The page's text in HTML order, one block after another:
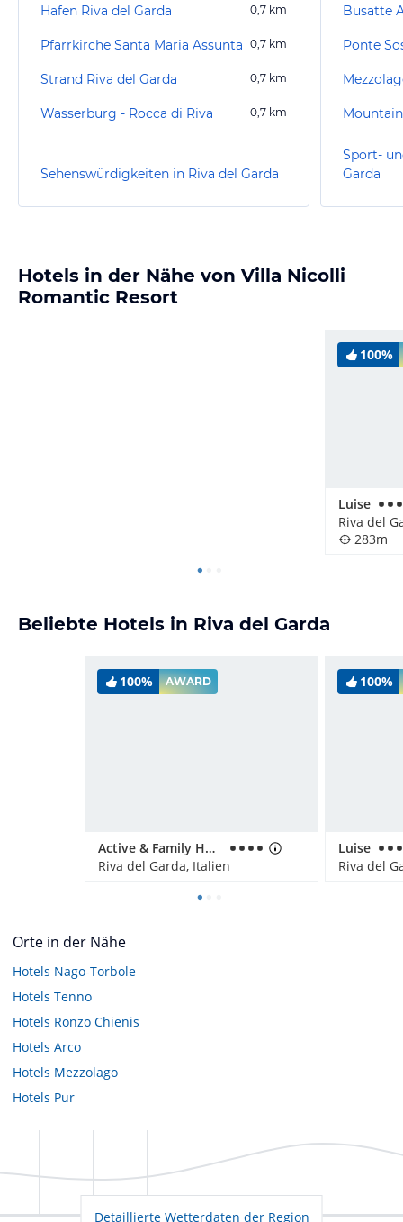
Hafen Riva del Garda 0,7 km
Pfarrkirche Santa Maria Assunta 0,7 km
Strand Riva del Garda 0,7 km
Wasserburg - Rocca di Riva 0,7 km
Sehenswürdigkeiten in Riva del Garda
Busatte
Sport-
Garda
Hotels in der Nähe von Villa Nicolli
Romantic Resort
100%
Luise
Riva del
283m
Beliebte Hotels in Riva del Garda
100% AWARD
Active & Family Hotel Gioiosa
Riva del Garda, Italien
100%
Luise
Riva del
Orte in der Nähe
Hotels Nago-Torbole
Hotels Tenno
Hotels Ronzo Chienis
Hotels Arco
Hotels Mezzolago
Hotels Pur
Detaillierte Wetterdaten der Region